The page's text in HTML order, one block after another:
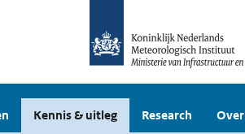
Kennis & uitleg Research